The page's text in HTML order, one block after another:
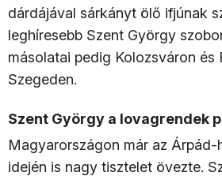
dárdájával sárkányt ölő ifjúnak
leghíresebb Szent György
másolatai pedig Kolozsváron és
Szegeden.
Szent György a lovagrendek
Magyarországon már az Árpád-
idején is nagy tisztelet övezte.